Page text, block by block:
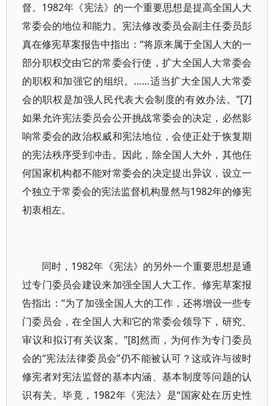
督。1982年《宪法》的一个重要思想是提高全国人大
常委会的地位和能力。宪法修改委员会副主任委员彭
真在修宪草案报告中指出：“将原来属于全国人大的一
部分职权交由它的常委会行使，扩大全国人大常委会
的职权和加强它的组织。……适当扩大全国人大常委
会的职权是加强人民代表大会制度的有效办法。”[7]
如果允许宪法委员会公开挑战常委会的决定，必然影
响常委会的政治权威和宪法地位，会使正处于恢复期
的宪法秩序受到冲击。因此，除全国人大外，其他任
何国家机构都不能对常委会的决定提出异议，设立一
个独立于常委会的宪法监督机构显然与1982年的修宪
初衷相左。
同时，1982年《宪法》的另外一个重要思想是通
过专门委员会建设来加强全国人大工作。修宪草案报
告指出：“为了加强全国人大的工作，还将增设一些专
门委员会，在全国人大和它的常委会领导下，研究、
审议和拟订有关议案。”[8]然而，为何作为专门委员
会的“宪法法律委员会”仍不能被认可？这或许与彼时
修宪者对宪法监督的基本内涵、基本制度等问题的认
识有关。毕竟，1982年《宪法》是“国家处在历史性